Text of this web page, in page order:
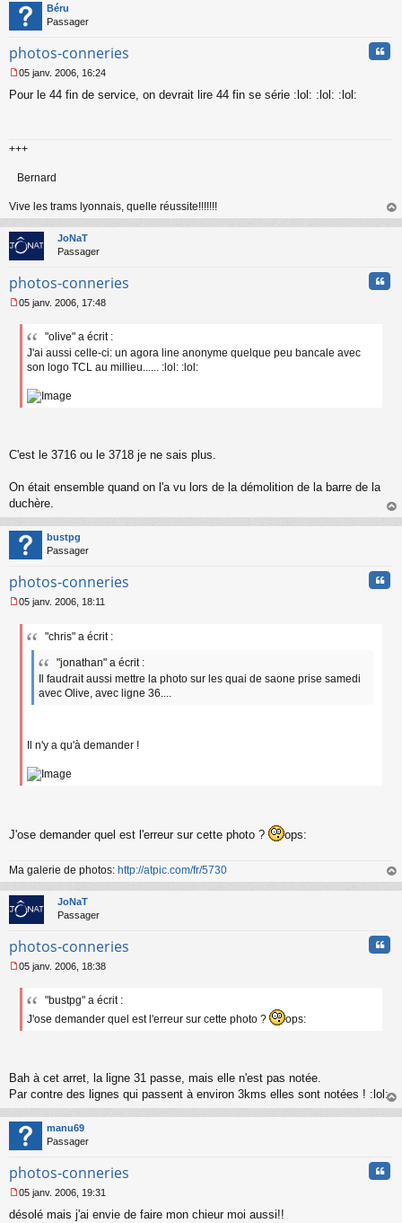
Béru
Passager
photos-conneries
e
g
n
n
l
u
05 janv. 2006, 16:24
Pour le 44 fin de service, on devrait lire 44 fin se série :lol: :lol: :lol:
+++
Bernard
Vive les trams lyonnais, quelle réussite!!!!!!!
au
JoNaT
Passager
photos-conneries
e
n
u
05 janv. 2006, 17:48
"olive" a écrit :
J'ai aussi celle-ci: un agora line anonyme quelque peu bancale avec
son logo TCL au millieu...... :lol: :lol:
C'est le 3716 ou le 3718 je ne sais plus.
On était ensemble quand on l'a vu lors de la démolition de la barre de la
duchère.
au
bustpg
Passager
photos-conneries
e
05 janv. 2006, 18:11
"chris" a écrit :
"jonathan" a écrit :
Il faudrait aussi mettre la photo sur les quai de saone prise samedi
avec Olive, avec ligne 36....
Il n'y a qu'à demander !
J'ose demander quel est l'erreur sur cette photo ? ops:
Ma galerie de photos: http://atpic.com/fr/5730
au
JoNaT
Passager
photos-conneries
e
a
o
n
l
u
05 janv. 2006, 18:38
"bustpg" a écrit :
J'ose demander quel est l'erreur sur cette photo ?
ops:
Bah à cet arret, la ligne 31 passe, mais elle n'est pas notée.
Par contre des lignes qui passent à environ 3kms elles sont notées ! :lol:
au
manu69
Passager
photos-conneries
e
05 janv. 2006, 19:31
désolé mais j'ai envie de faire mon chieur moi aussi!!